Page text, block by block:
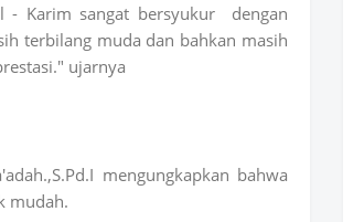
- Karim sangat bersyukur dengan
terbilang muda dan bahkan masih
ujarnya
mengungkapkan bahwa
mudah.